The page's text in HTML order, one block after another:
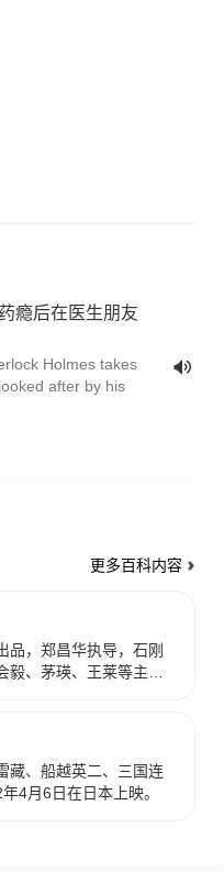
瘾后在医生朋友
Holmes takes
after by his
更多百科内容
品，郑昌华执导，石刚
、茅瑛、王莱等主演
海中孤岛狼牙岛，在
知自己身世，决心报这
藏、船越英二、三国连
4月6日在日本上映。